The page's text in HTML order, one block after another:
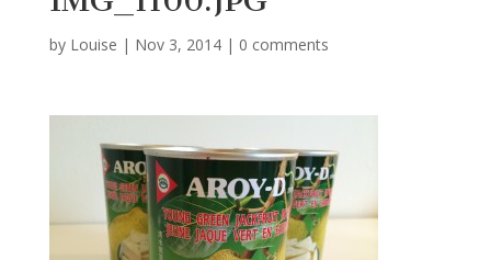
by Louise | Nov 3, 2014| 0 comments